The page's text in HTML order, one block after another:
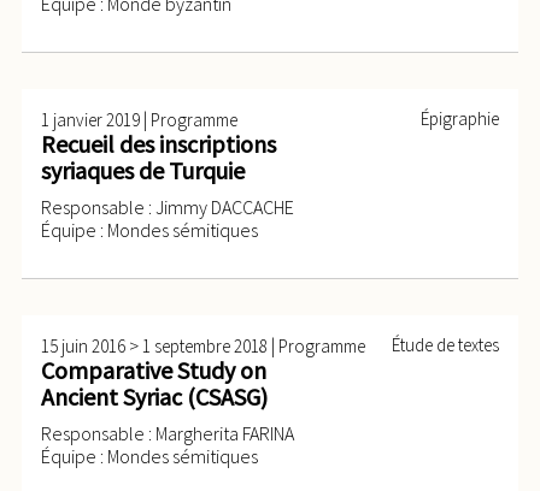
1 janvier 2019 | Programme
Recueil des inscriptions
syriaques de Turquie
Responsable : Jimmy DACCACHE
Équipe : Mondes sémitiques
Épigraphie
15 juin 2016 >1 septembre 2018 | Programme
Comparative Study on
Ancient Syriac (CSASG)
Responsable : Margherita FARINA
Équipe : Mondes sémitiques
Étude de textes